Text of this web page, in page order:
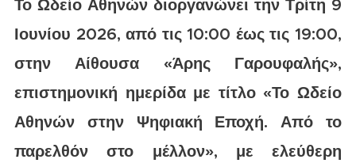
Το Ωδείο Αθηνών διοργανώνει την Τρίτη 9
Ιουνίου 2026, από τις 10:00 έως τις 19:00,
στην Αίθουσα «Άρης Γαρουφαλής»,
επιστημονική ημερίδα με τίτλο «Το Ωδείο
Αθηνών στην Ψηφιακή Εποχή. Από το
παρελθόν στο μέλλον», με ελεύθερη